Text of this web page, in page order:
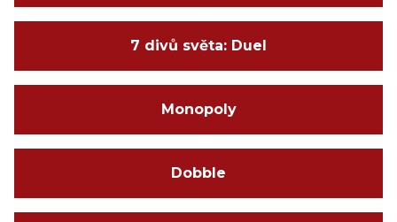
7 divů světa: Duel
Monopoly
Dobble